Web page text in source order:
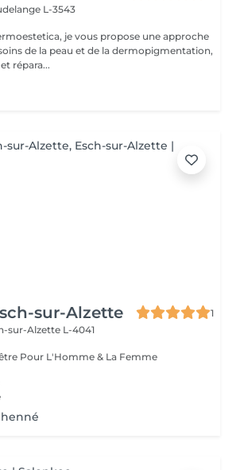
L-3543
je vous propose une approche
de la peau et de la dermopigmentation,
répara...
sur-Alzette
1
sur-Alzette L-4041
Esthétique & Bien-être Pour L'Homme & La Femme